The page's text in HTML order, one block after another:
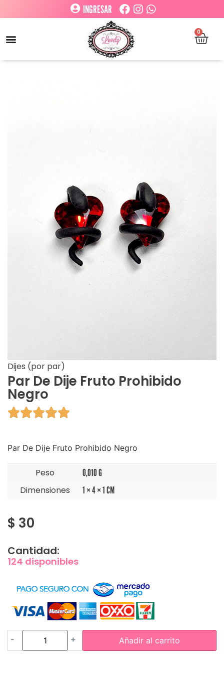
INGRESAR
0
Dijes (por par)
Par De Dije Fruto Prohibido
Negro

Par De Dije Fruto Prohibido Negro
Peso 0,010 G
Dimensiones 1 × 4 × 1 CM
$ 30
Cantidad:
124 disponibles
- + Añadir al carrito